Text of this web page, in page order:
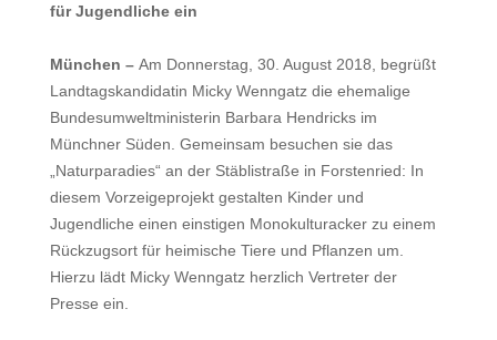
für Jugendliche ein
München – Am Donnerstag, 30. August 2018, begrüßt
Landtagskandidatin Micky Wenngatz die ehemalige
Bundesumweltministerin Barbara Hendricks im
Münchner Süden. Gemeinsam besuchen sie das
„Naturparadies“ an der Stäblistraße in Forstenried: In
diesem Vorzeigeprojekt gestalten Kinder und
Jugendliche einen einstigen Monokulturacker zu einem
Rückzugsort für heimische Tiere und Pflanzen um.
Hierzu lädt Micky Wenngatz herzlich Vertreter der
Presse ein.